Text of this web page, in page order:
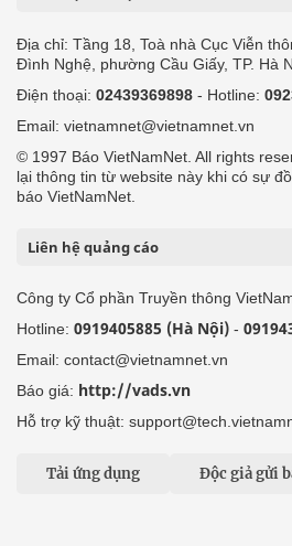
Địa chỉ: Tầng 18, Toà nhà Cục Viễn
Đình Nghệ, phường Cầu Giấy, TP. Hà
Điện thoại: 02439369898 - Hotline:
Email: vietnamnet@vietnamnet.vn
© 1997 Báo VietNamNet. All rights
lại thông tin từ website này khi có sự
báo VietNamNet.
Liên hệ quảng cáo
Công ty Cổ phần Truyền thông
Hotline: 0919405885 (Hà Nội) -
Email: contact@vietnamnet.vn
Báo giá: http://vads.vn
Hỗ trợ kỹ thuật:
Tải ứng dụng Độc giả gửi